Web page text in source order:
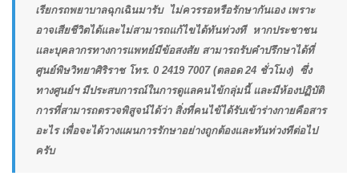
เรียกรถพยาบาลฉุกเฉินมารับ ไม่ควรรอหรือรักษากันเอง เพราะ
อาจเสียชีวิตได้และไม่สามารถแก้ไขได้ทันท่วงที หากประชาชน
และบุคลากรทางการแพทย์มีข้อสงสัย สามารถรับคำปรึกษาได้ที่
ศูนย์พิษวิทยาศิริราช โทร. 0 2419 7007 (ตลอด 24 ชั่วโมง) ซึ่ง
ทางศูนย์ฯ มีประสบการณ์ในการดูแลคนไข้กลุ่มนี้ และมีห้องปฏิบัติ
การที่สามารถตรวจพิสูจน์ได้ว่า สิ่งที่คนไข้ได้รับเข้าร่างกายคือสาร
อะไร เพื่อจะได้วางแผนการรักษาอย่างถูกต้องและทันท่วงทีต่อไป
ครับ